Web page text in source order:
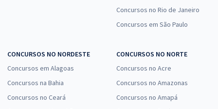
Concursos no Rio de Janeiro
Concursos em São Paulo
CONCURSOS NO NORDESTE
Concursos em Alagoas
Concursos na Bahia
Concursos no Ceará
CONCURSOS NO NORTE
Concursos no Acre
Concursos no Amazonas
Concursos no Amapá